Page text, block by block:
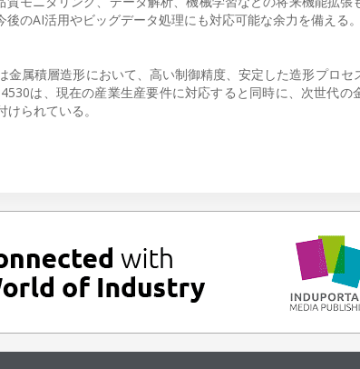
のAI活用やビッグデータ処理にも対応可能な余力を備える。
属積層造形において、高い制御精度、安定した造形プロセ
は、現在の産業生産要件に対応すると同時に、次世代の
られている。